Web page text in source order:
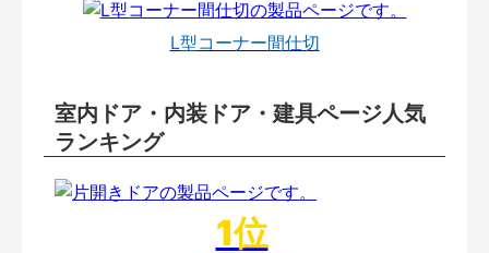
L型コーナー間仕切
室内ドア・内装ドア・建具ページ人気
ランキング